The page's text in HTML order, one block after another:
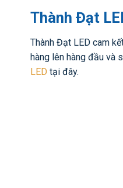
Thành Đạt
Thành Đạt LED cam
hàng lên hàng đầu và
LED tại đây.